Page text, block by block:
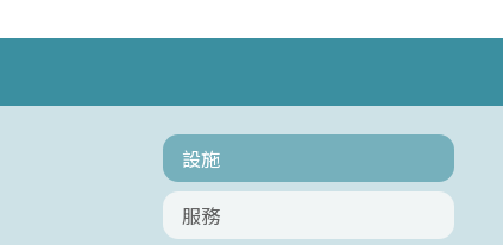
設施
服務